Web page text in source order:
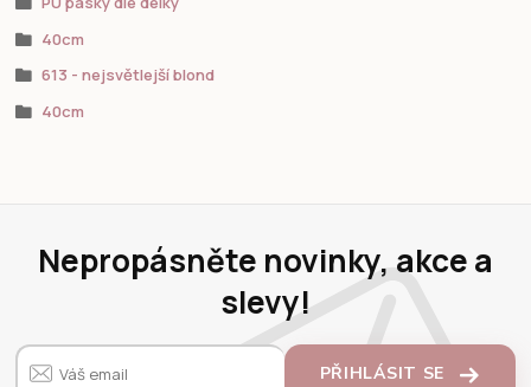
40cm
613 - nejsvětlejší blond
40cm
Nepropásněte novinky, akce a
slevy!
PŘIHLÁSIT SE